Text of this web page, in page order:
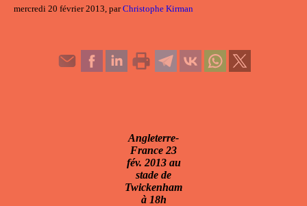
mercredi 20 février 2013, parChristophe Kirman
Angleterre-
France 23
fév. 2013 au
stade de
Twickenham
à 18h